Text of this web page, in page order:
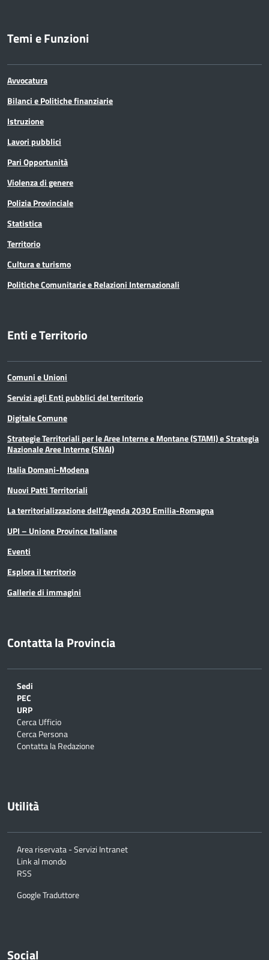
Temi e Funzioni
Avvocatura
Bilanci e Politiche finanziarie
Istruzione
Lavori pubblici
Pari Opportunità
Violenza di genere
Polizia Provinciale
Statistica
Territorio
Cultura e turismo
Politiche Comunitarie e Relazioni Internazionali
Enti e Territorio
Comuni e Unioni
Servizi agli Enti pubblici del territorio
Digitale Comune
Strategie Territoriali per le Aree Interne e Montane (STAMI) e Strategia
Nazionale Aree Interne (SNAI)
Italia Domani-Modena
Nuovi Patti Territoriali
La territorializzazione dell’Agenda 2030 Emilia-Romagna
UPI – Unione Province Italiane
Eventi
Esplora il territorio
Gallerie di immagini
Contatta la Provincia
Sedi
PEC
URP
Cerca Ufficio
Cerca Persona
Contatta la Redazione
Utilità
Area riservata - Servizi Intranet
Link al mondo
RSS
Google Traduttore
Social